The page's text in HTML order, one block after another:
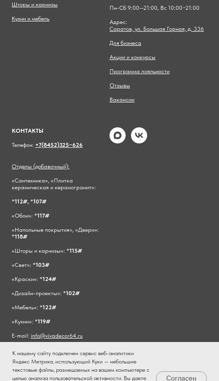
К нашему сайту подключен сервис веб-аналитики
Яндекс Метрика, использующий Куки — небольшие
текстовые файлы, размещаемых на вашем компьютере с
целью анализа пользовательской активности. Вы даете
Согласен
Шторы и карнизы
Кухни и мебель
Пн-Сб 9:00—21:00, Вс 10:00−21:00
Адрес:
Саратов, ул. Большая Горная, д. 336
Для бизнеса
Акции и конкурсы
Программа лояльности
Отзывы
Вакансии
КОНТАКТЫ
Телефон: +7(8452)325−626
Отделы (добавочный):
«Сантехника», «Плитка
керамическая и керамогранит»:
*112#, *107#
«Обои»: *117#
«Напольные покрытия», «Двери»:
*118#
«Шторы и карнизы»: *115#
«Свет»: *103#
«Краски»: *124#
«Дизайн-проекты»: *102#
«Мебель»: *122#
«Кухни»: *119#
E-mail: info@vivadecor64.ru